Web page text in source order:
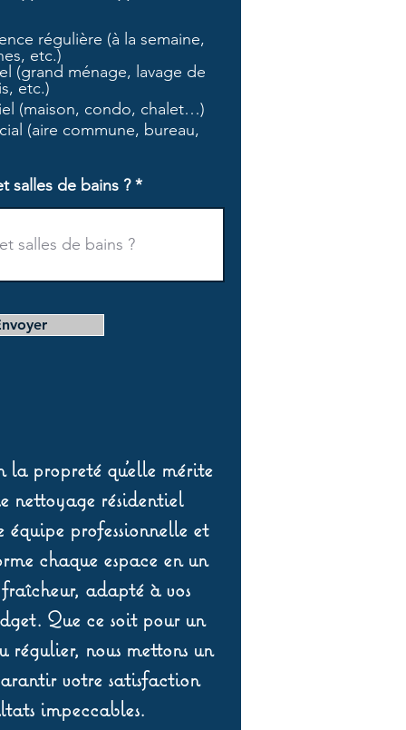
i
a
o
i
régulière (à la semaine,
etc.)
(grand ménage, lavage de
etc.)
(maison, condo, chalet…)
(aire commune, bureau,
salles de bains ?
propreté qu’elle mérite
nettoyage résidentiel
professionnelle et
chaque espace en un
adapté à vos
Que ce soit pour un
régulier, nous mettons un
votre satisfaction
impeccables.